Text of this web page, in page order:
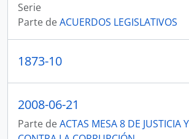
Serie
Parte deACUERDOS LEGISLATIVOS
1873-10
2008-06-21
Parte deACTAS MESA 8 DE JUSTICIA